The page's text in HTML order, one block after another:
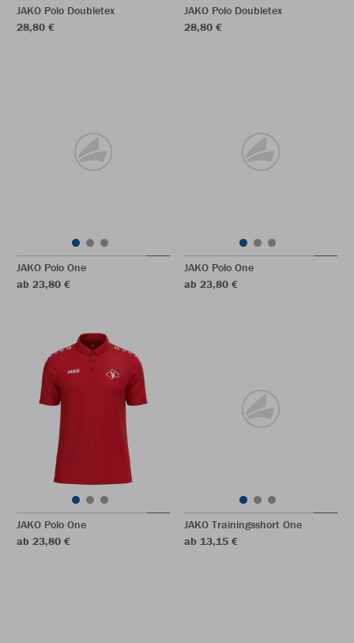
JAKO Polo Doubletex
28,80 €
JAKO Polo Doubletex
28,80 €
JAKO Polo One
ab 23,80 €
JAKO Polo One
ab 23,80 €
JAKO Polo One
ab 23,80 €
JAKO Trainingsshort One
ab 13,15 €